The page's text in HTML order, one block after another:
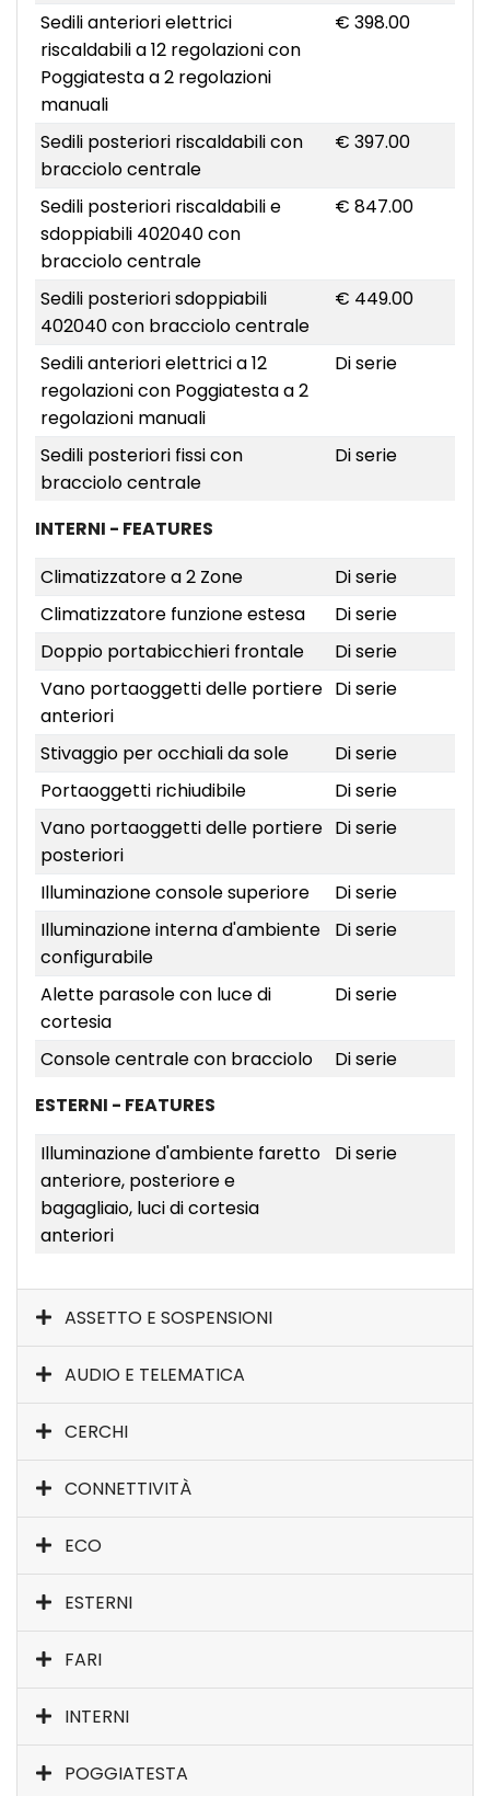
Sedili anteriori elettrici
riscaldabili a 12 regolazioni con
Poggiatesta a 2 regolazioni
manuali
€ 398.00
Sedili posteriori riscaldabili con
bracciolo centrale
€ 397.00
Sedili posteriori riscaldabili e
sdoppiabili 402040 con
bracciolo centrale
€ 847.00
Sedili posteriori sdoppiabili
402040 con bracciolo centrale
€ 449.00
Sedili anteriori elettrici a 12
regolazioni con Poggiatesta a 2
regolazioni manuali
Di serie
Sedili posteriori fissi con
bracciolo centrale
Di serie
INTERNI - FEATURES
Climatizzatore a 2 Zone
Di serie
Climatizzatore funzione estesa
Di serie
Doppio portabicchieri frontale
Di serie
Vano portaoggetti delle portiere
anteriori
Di serie
Stivaggio per occhiali da sole
Di serie
Portaoggetti richiudibile
Di serie
Vano portaoggetti delle portiere
posteriori
Di serie
Illuminazione console superiore
Di serie
Illuminazione interna d'ambiente
configurabile
Di serie
Alette parasole con luce di
cortesia
Di serie
Console centrale con bracciolo
Di serie
ESTERNI - FEATURES
Illuminazione d'ambiente faretto
anteriore, posteriore e
bagagliaio, luci di cortesia
anteriori
Di serie
ASSETTO E SOSPENSIONI
AUDIO E TELEMATICA
CERCHI
CONNETTIVITÀ
ECO
ESTERNI
FARI
INTERNI
POGGIATESTA